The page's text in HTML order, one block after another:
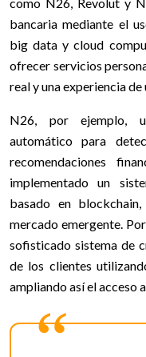
bancaria mediante el
big data y cloud
ofrecer servicios
real y una experiencia
N26, por ejemplo,
automático para
recomendaciones
implementado un
basado en
mercado emergente.
sofisticado sistema de
de los clientes
ampliando así el acceso